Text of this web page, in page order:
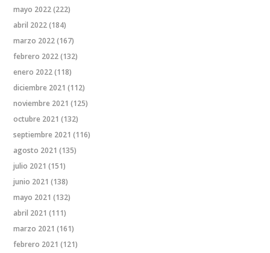
mayo 2022(222)
abril 2022(184)
marzo 2022(167)
febrero 2022(132)
enero 2022(118)
diciembre 2021 (112)
noviembre 2021 (125)
octubre 2021 (132)
septiembre 2021 (116)
agosto 2021 (135)
julio 2021 (151)
junio 2021 (138)
mayo 2021 (132)
abril 2021 (111)
marzo 2021 (161)
febrero 2021 (121)